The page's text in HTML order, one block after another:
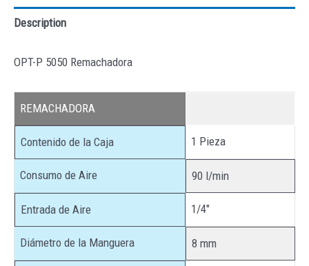
Description
OPT-P 5050 Remachadora
REMACHADORA
Contenido de la Caja 1 Pieza
Consumo de Aire 90 l/min
Entrada de Aire 1/4″
Diámetro de la Manguera 8 mm